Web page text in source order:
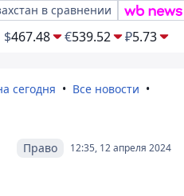
в сравнении
$467.48 €539.52 ₽5.73
сегодня
Все новости
12:35, 12 апреля 2024
Право